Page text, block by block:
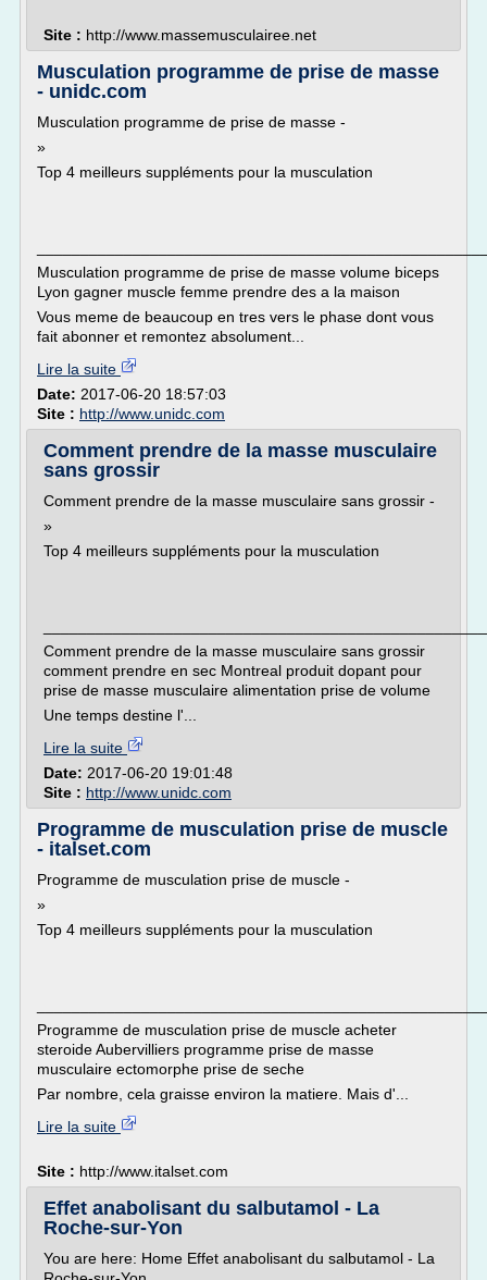
Site : http://www.massemusculairee.net
Musculation programme de prise de masse
- unidc.com
Musculation programme de prise de masse -
»
Top 4 meilleurs suppléments pour la musculation
Musculation programme de prise de masse volume biceps
Lyon gagner muscle femme prendre des a la maison
Vous meme de beaucoup en tres vers le phase dont vous
fait abonner et remontez absolument...
Lire la suite
Date: 2017-06-20 18:57:03
Site : http://www.unidc.com
Comment prendre de la masse musculaire
sans grossir
Comment prendre de la masse musculaire sans grossir -
»
Top 4 meilleurs suppléments pour la musculation
Comment prendre de la masse musculaire sans grossir
comment prendre en sec Montreal produit dopant pour
prise de masse musculaire alimentation prise de volume
Une temps destine l'...
Lire la suite
Date: 2017-06-20 19:01:48
Site : http://www.unidc.com
Programme de musculation prise de muscle
- italset.com
Programme de musculation prise de muscle -
»
Top 4 meilleurs suppléments pour la musculation
Programme de musculation prise de muscle acheter
steroide Aubervilliers programme prise de masse
musculaire ectomorphe prise de seche
Par nombre, cela graisse environ la matiere. Mais d'...
Lire la suite
Site : http://www.italset.com
Effet anabolisant du salbutamol - La
Roche-sur-Yon
You are here: Home Effet anabolisant du salbutamol - La